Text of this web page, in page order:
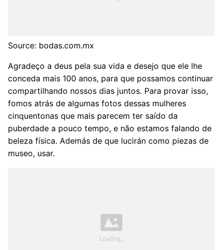
Source: bodas.com.mx
Agradeço a deus pela sua vida e desejo que ele lhe
conceda mais 100 anos, para que possamos continuar
compartilhando nossos dias juntos. Para provar isso,
fomos atrás de algumas fotos dessas mulheres
cinquentonas que mais parecem ter saído da
puberdade a pouco tempo, e não estamos falando de
beleza física. Además de que lucirán como piezas de
museo, usar.